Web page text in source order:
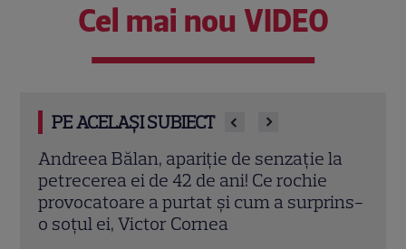
Cel mai nou VIDEO
PE ACELAȘI SUBIECT
Andreea Aradits, mesaj tulburător de
ziua lui Eric: „Mă rog și sper că într-o zi te
voi vedea din nou”
Citește mai multe